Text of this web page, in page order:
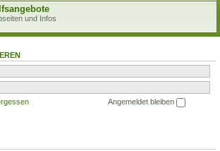
und Infos
Angemeldet bleiben